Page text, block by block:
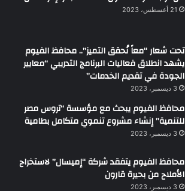
21 أغسطس، 2023
تحت شعار “معاً نُحقق التميز”.. محافظ الفيوم
يشهد انطلاق فعاليات البرنامج التدريبي “معايير
الجودة في تقديم الخدمات”
3 ديسمبر، 2023
محافظ الفيوم يبحث مع مؤسسة “تروس مصر
للتنمية” إنشاء مشروع تنموي متكامل بطامية
3 ديسمبر، 2023
محافظ الفيوم يتفقد شركة “إميسال” لاستخراج
الأملاح من بحيرة قارون
3 ديسمبر، 2023